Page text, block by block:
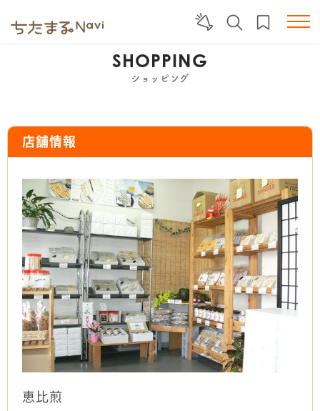
SHOPPING
ショッピング
店舗情報
恵比煎